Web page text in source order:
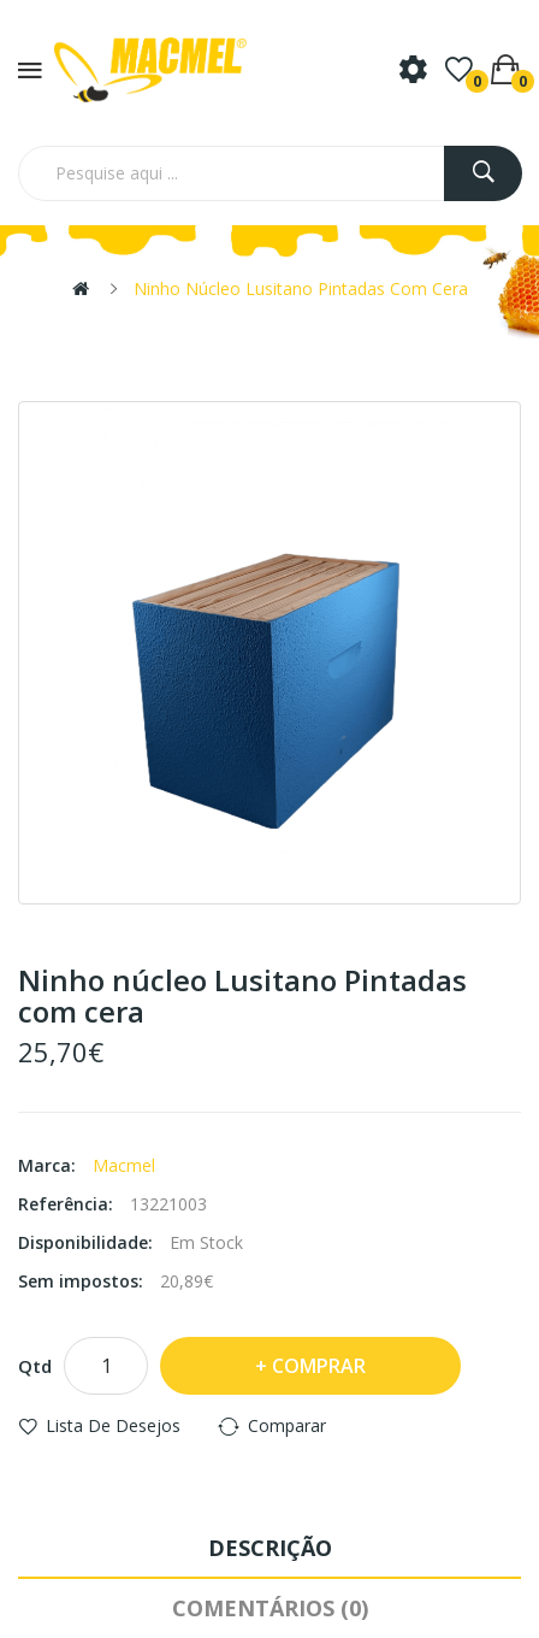
0 0
Ninho Núcleo Lusitano Pintadas Com Cera
Ninho núcleo Lusitano Pintadas
com cera
25,70€
Marca:
Macmel
Referência:
13221003
Disponibilidade:
Em Stock
Sem impostos:
20,89€
Qtd COMPRAR
Lista De Desejos Comparar
DESCRIÇÃO
COMENTÁRIOS (0)